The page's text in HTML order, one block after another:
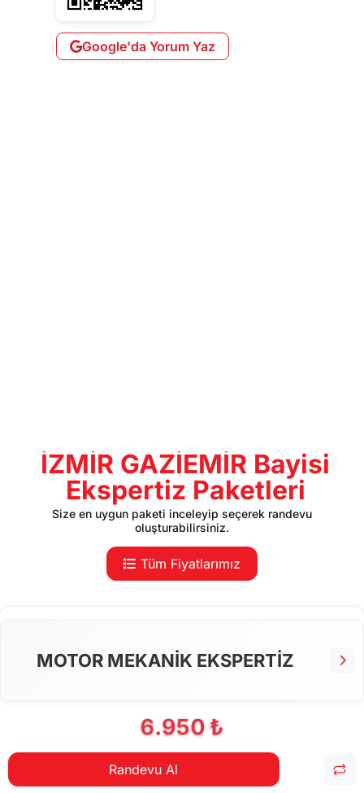
Google'da Yorum Yaz
İZMİR GAZİEMİR Bayisi
Ekspertiz Paketleri
Size en uygun paketi inceleyip seçerek randevu
oluşturabilirsiniz.
Tüm Fiyatlarımız
MOTOR MEKANİK EKSPERTİZ
6.950 ₺
Randevu Al